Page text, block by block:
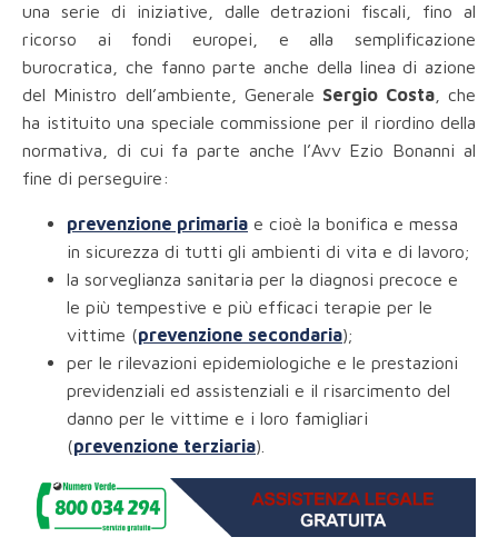
una serie di iniziative, dalle detrazioni fiscali, fino al
ricorso ai fondi europei, e alla semplificazione
burocratica, che fanno parte anche della linea di azione
del Ministro dell’ambiente, Generale Sergio Costa, che
ha istituito una speciale commissione per il riordino della
normativa, di cui fa parte anche l’Avv Ezio Bonanni al
fine di perseguire:
prevenzione primaria e cioè la bonifica e messa
in sicurezza di tutti gli ambienti di vita e di lavoro;
la sorveglianza sanitaria per la diagnosi precoce e
le più tempestive e più efficaci terapie per le
vittime (prevenzione secondaria);
per le rilevazioni epidemiologiche e le prestazioni
previdenziali ed assistenziali e il risarcimento del
danno per le vittime e i loro famigliari
(prevenzione terziaria).